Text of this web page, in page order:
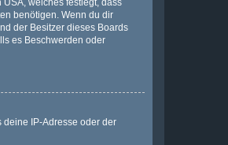
welches festlegt, dass
benötigen. Wenn du dir
der Besitzer dieses Boards
es Beschwerden oder
deine IP-Adresse oder der